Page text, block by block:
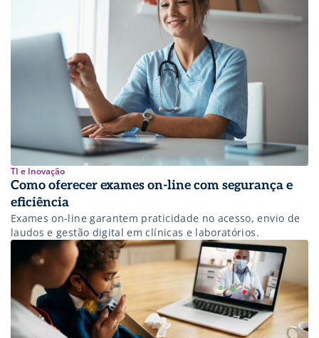
TI e Inovação
Como oferecer exames on-line com segurança e
eficiência
Exames on-line garantem praticidade no acesso, envio de
laudos e gestão digital em clínicas e laboratórios.